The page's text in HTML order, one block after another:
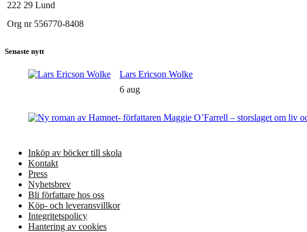
222 29 Lund
Org nr 556770-8408
Senaste nytt
Lars Ericson Wolke
6 aug
Inköp av böcker till skola
Kontakt
Press
Nyhetsbrev
Bli författare hos oss
Köp- och leveransvillkor
Integritetspolicy
Hantering av cookies